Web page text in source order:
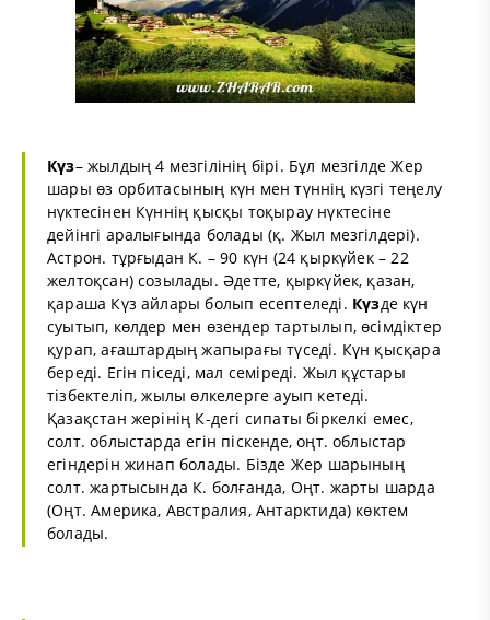
Күз– жылдың 4 мезгілінің бірі. Бұл мезгілде Жер
шары өз орбитасының күн мен түннің күзгі теңелу
нүктесінен Күннің қысқы тоқырау нүктесіне
дейінгі аралығында болады (қ. Жыл мезгілдері).
Астрон. тұрғыдан К. – 90 күн (24 қыркүйек – 22
желтоқсан) созылады. Әдетте, қыркүйек, қазан,
қараша Күз айлары болып есептеледі. Күзде күн
суытып, көлдер мен өзендер тартылып, өсімдіктер
қурап, ағаштардың жапырағы түседі. Күн қысқара
береді. Егін піседі, мал семіреді. Жыл құстары
тізбектеліп, жылы өлкелерге ауып кетеді.
Қазақстан жерінің К-дегі сипаты біркелкі емес,
солт. облыстарда егін піскенде, оңт. облыстар
егіндерін жинап болады. Бізде Жер шарының
солт. жартысында К. болғанда, Оңт. жарты шарда
(Оңт. Америка, Австралия, Антарктида) көктем
болады.‎